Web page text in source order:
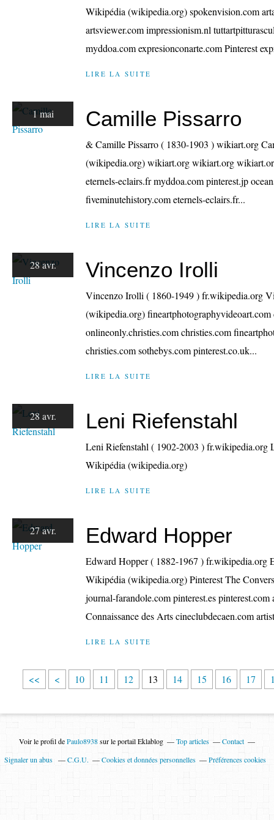
Wikipédia (wikipedia.org) spokenvision.com
artsviewer.com impressionism.nl
myddoa.com expresionconarte.com Pinterest
LIRE LA SUITE
1 mai Camille Pissarro
& Camille Pissarro ( 1830-1903 ) wikiart.org
(wikipedia.org) wikiart.org wikiart.org
eternels-eclairs.fr myddoa.com pinterest.jp
fiveminutehistory.com eternels-eclairs.fr...
LIRE LA SUITE
28 avr. Vincenzo Irolli
Vincenzo Irolli ( 1860-1949 ) fr.wikipedia.org
(wikipedia.org) fineartphotographyvideoart.com
onlineonly.christies.com christies.com
christies.com sothebys.com pinterest.co.uk...
LIRE LA SUITE
28 avr. Leni Riefenstahl
Leni Riefenstahl ( 1902-2003 )
Wikipédia (wikipedia.org)
LIRE LA SUITE
27 avr. Edward Hopper
Edward Hopper ( 1882-1967 )
Wikipédia (wikipedia.org) Pinterest The
journal-farandole.com pinterest.es pinterest.com
Connaissance des Arts cineclubdecaen.com
LIRE LA SUITE
<< < 10 11 12 13 14 15 16 17
Voir le profil dePaulo8938sur le portail Eklablog Top articles
Contact
Signaler un abus
C.G.U. Cookies et données personnelles Préférences cookies